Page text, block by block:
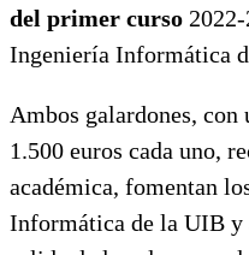
del primer curso
Ingeniería Informática
Ambos galardones,
1.500 euros cada uno,
académica, fomentan
Informática de la UIB y